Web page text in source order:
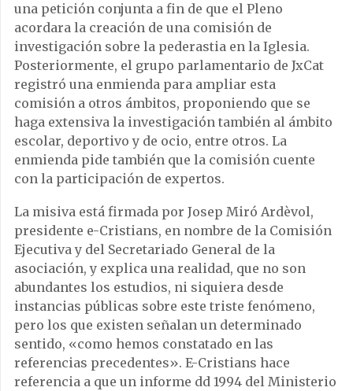
una petición conjunta a fin de que el Pleno
acordara la creación de una comisión de
investigación sobre la pederastia en la Iglesia.
Posteriormente, el grupo parlamentario de JxCat
registró una enmienda para ampliar esta
comisión a otros ámbitos, proponiendo que se
haga extensiva la investigación también al ámbito
escolar, deportivo y de ocio, entre otros. La
enmienda pide también que la comisión cuente
con la participación de expertos.
La misiva está firmada por Josep Miró Ardèvol,
presidente e-Cristians, en nombre de la Comisión
Ejecutiva y del Secretariado General de la
asociación, y explica una realidad, que no son
abundantes los estudios, ni siquiera desde
instancias públicas sobre este triste fenómeno,
pero los que existen señalan un determinado
sentido, «como hemos constatado en las
referencias precedentes». E-Cristians hace
referencia a que un informe dd 1994 del Ministerio